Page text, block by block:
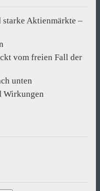
starke Aktienmärkte –
vom freien Fall der
unten
Wirkungen